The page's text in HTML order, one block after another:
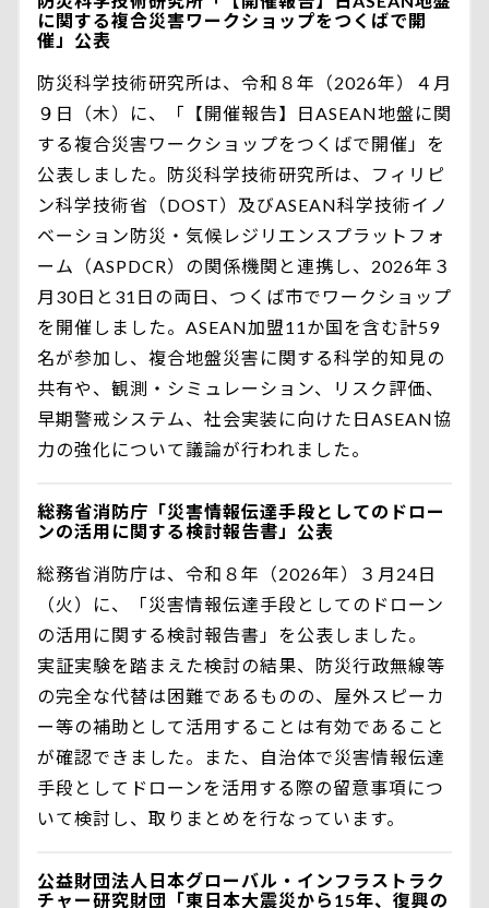
に関する複合災害ワークショップをつくばで開
催」公表
防災科学技術研究所は、令和８年（2026年）４月
９日（木）に、「【開催報告】日ASEAN地盤に関
する複合災害ワークショップをつくばで開催」を
公表しました。防災科学技術研究所は、フィリピ
ン科学技術省（DOST）及びASEAN科学技術イノ
ベーション防災・気候レジリエンスプラットフォ
ーム（ASPDCR）の関係機関と連携し、2026年３
月30日と31日の両日、つくば市でワークショップ
を開催しました。ASEAN加盟11か国を含む計59
名が参加し、複合地盤災害に関する科学的知見の
共有や、観測・シミュレーション、リスク評価、
早期警戒システム、社会実装に向けた日ASEAN協
力の強化について議論が行われました。
総務省消防庁「災害情報伝達手段としてのドロー
ンの活用に関する検討報告書」公表
総務省消防庁は、令和８年（2026年）３月24日
（火）に、「災害情報伝達手段としてのドローン
の活用に関する検討報告書」を公表しました。
実証実験を踏まえた検討の結果、防災行政無線等
の完全な代替は困難であるものの、屋外スピーカ
ー等の補助として活用することは有効であること
が確認できました。また、自治体で災害情報伝達
手段としてドローンを活用する際の留意事項につ
いて検討し、取りまとめを行なっています。
公益財団法人日本グローバル・インフラストラク
チャー研究財団「東日本大震災から15年、復興の